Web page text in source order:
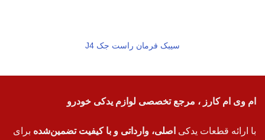
سیبک فرمان راست جک J4
ام وی ام کارز ، مرجع تخصصی لوازم یدکی خودرو
با ارائه قطعات یدکی اصلی، وارداتی و با کیفیت تضمین‌شده برای